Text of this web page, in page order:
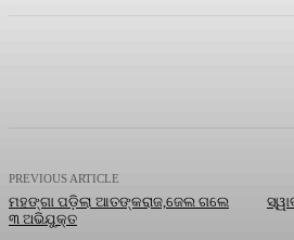
PREVIOUS ARTICLE
ମହଙ୍ଗା ପଡ଼ିଲା ଆତଙ୍କରାଜ,ଜେଲ ଗଲେ
୩ ଅଭିଯୁକ୍ତ